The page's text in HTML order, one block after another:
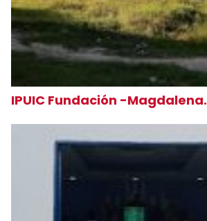
IPUIC Fundación -Magdalena.